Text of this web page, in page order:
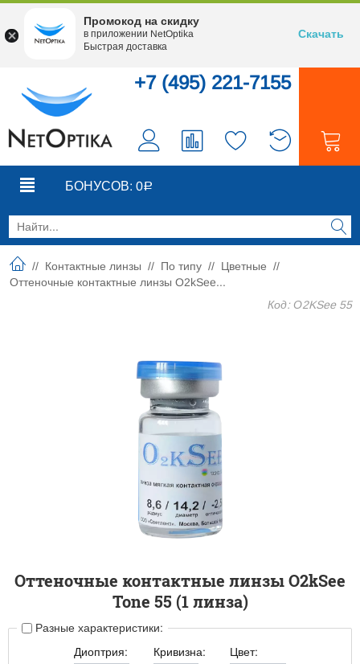
+7 (495) 221-7155
БОНУСОВ: 0Р
// Контактные линзы // По типу // Цветные //
Оттеночные контактные линзы O2kSee...
Код: О2KSee 55
Оттеночные контактные линзы O2kSee
Tone 55 (1 линза)
Разные характеристики:
Диоптрия:
Кривизна: Цвет:
Промокод на скидку
в приложении NetOptika
Быстрая доставка
Скачать